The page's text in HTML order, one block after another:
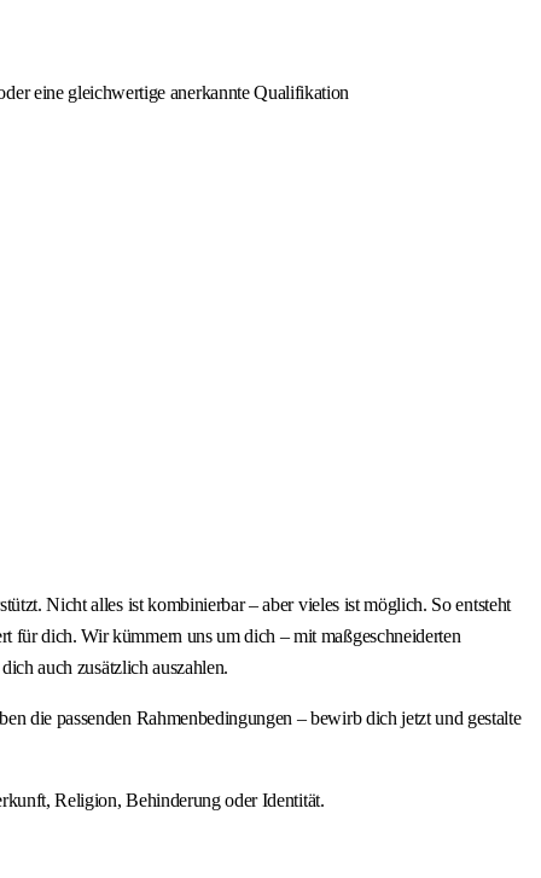
eine gleichwertige anerkannte Qualifikation
Nicht alles ist kombinierbar – aber vieles ist möglich. So entsteht
für dich. Wir kümmern uns um dich – mit maßgeschneiderten
auch zusätzlich auszahlen.
die passenden Rahmenbedingungen – bewirb dich jetzt und gestalte
Religion, Behinderung oder Identität.